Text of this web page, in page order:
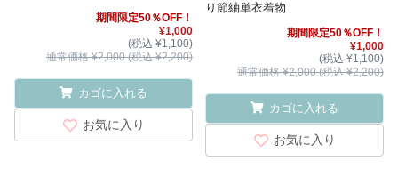
期間限定50％OFF！
¥1,000
(税込 ¥1,100)
通常価格 ¥2,000 (税込 ¥2,200)
カゴに入れる
お気に入り
り節紬単衣着物
期間限定50％OFF！
¥1,000
(税込 ¥1,100)
通常価格 ¥2,000 (税込 ¥2,200)
カゴに入れる
お気に入り